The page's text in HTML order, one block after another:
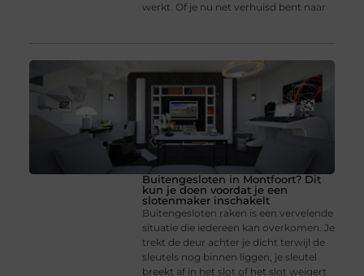
werkt. Of je nu net verhuisd bent naar
Buitengesloten in Montfoort? Dit
kun je doen voordat je een
slotenmaker inschakelt
Buitengesloten raken is een vervelende
situatie die iedereen kan overkomen. Je
trekt de deur achter je dicht terwijl de
sleutels nog binnen liggen, je sleutel
breekt af in het slot of het slot weigert